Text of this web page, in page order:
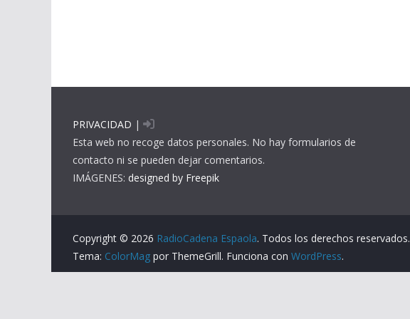
PRIVACIDAD |
Esta web no recoge datos personales. No hay formularios de
contacto ni se pueden dejar comentarios.
IMÁGENES: designed by Freepik
Copyright © 2026 RadioCadena Espaola. Todos los derechos reservados.
Tema: ColorMag por ThemeGrill. Funciona con WordPress.